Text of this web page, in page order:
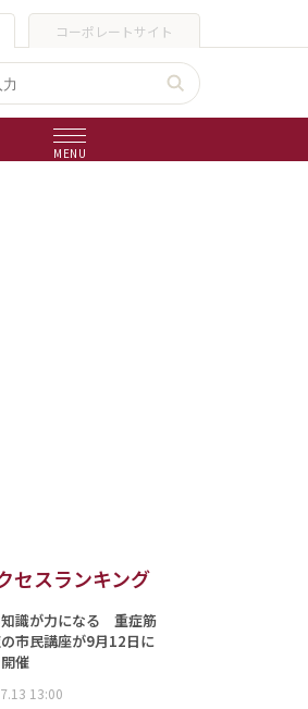
コーポレートサイト
MENU
セスランキング
識が力になる 重症筋
市民講座が9月12日に
催
13:00